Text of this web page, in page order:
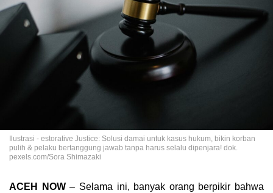
Ilustrasi - estorative Justice: Solusi damai untuk kasus hukum, bikin korban
pulih & pelaku bertanggung jawab tanpa harus selalu dipenjara! dok.
pexels.com/Sora Shimazaki
ACEH NOW– Selama ini, banyak orang berpikir bahwa